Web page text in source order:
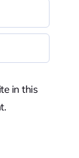
in this